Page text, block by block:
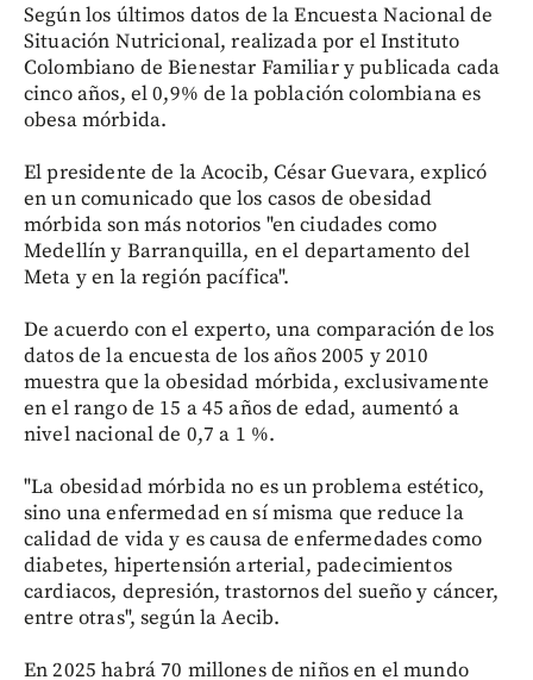
Según los últimos datos de la Encuesta Nacional de
Situación Nutricional, realizada por el Instituto
Colombiano de Bienestar Familiar y publicada cada
cinco años, el 0,9% de la población colombiana es
obesa mórbida.
El presidente de la Acocib, César Guevara, explicó
en un comunicado que los casos de obesidad
mórbida son más notorios "en ciudades como
Medellín y Barranquilla, en el departamento del
Meta y en la región pacífica".
De acuerdo con el experto, una comparación de los
datos de la encuesta de los años 2005 y 2010
muestra que la obesidad mórbida, exclusivamente
en el rango de 15 a 45 años de edad, aumentó a
nivel nacional de 0,7 a 1 %.
"La obesidad mórbida no es un problema estético,
sino una enfermedad en sí misma que reduce la
calidad de vida y es causa de enfermedades como
diabetes, hipertensión arterial, padecimientos
cardiacos, depresión, trastornos del sueño y cáncer,
entre otras", según la Aecib.
En 2025 habrá 70 millones de niños en el mundo